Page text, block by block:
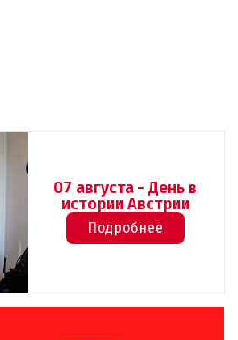
07 августа - День в
истории Австрии
Подробнее